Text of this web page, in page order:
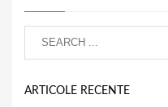
ARTICOLE RECENTE